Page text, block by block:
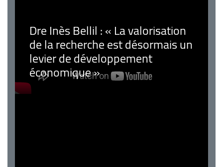
Dre Inès Bellil : « La valorisation
de la recherche est désormais un
levier de développement
économique »